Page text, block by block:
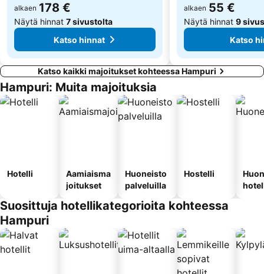
alkaen 178 €
Näytä hinnat 7 sivustolta
Katso hinnat
alkaen 55 €
Näytä hinnat 9
Katso
Katso kaikki majoitukset kohteessa Hampuri
Hampuri: Muita majoituksia
Hotelli
Aamiaisma
joitukset
Huoneisto
palveluilla
Hostelli
Suosittuja hotellikategorioita kohteessa
Hampuri